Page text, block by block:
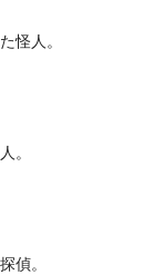
怪人。
。
偵。